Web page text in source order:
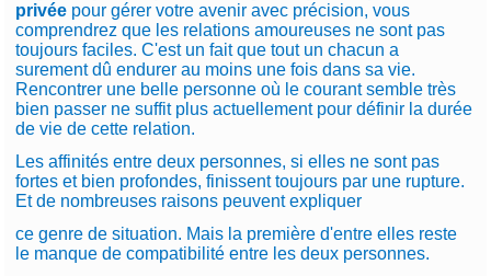
privée pour gérer votre avenir avec précision, vous
comprendrez que les relations amoureuses ne sont pas
toujours faciles. C'est un fait que tout un chacun a
surement dû endurer au moins une fois dans sa vie.
Rencontrer une belle personne où le courant semble très
bien passer ne suffit plus actuellement pour définir la durée
de vie de cette relation.
Les affinités entre deux personnes, si elles ne sont pas
fortes et bien profondes, finissent toujours par une rupture.
Et de nombreuses raisons peuvent expliquer
ce genre de situation. Mais la première d'entre elles reste
le manque de compatibilité entre les deux personnes.